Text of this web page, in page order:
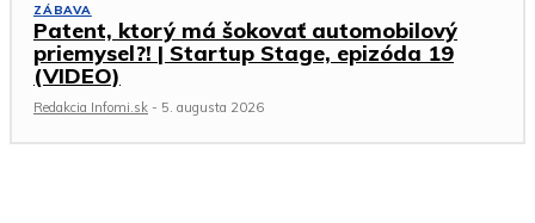
ZÁBAVA
Patent, ktorý má šokovať automobilový
priemysel?! | Startup Stage, epizóda 19
(VIDEO)
Redakcia Infomi.sk - 5. augusta 2026